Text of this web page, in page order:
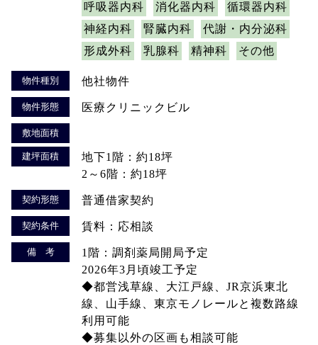
呼吸器内科
消化器内科
循環器内科
神経内科
腎臓内科
代謝・内分泌科
形成外科
乳腺科 精神科 その他
物件種別 他社物件
物件形態 医療クリニックビル
敷地面積
建坪面積
地下1階：約18坪
2～6階：約18坪
契約形態 普通借家契約
契約条件 賃料：応相談
備 考
1階：調剤薬局開局予定
2026年3月頃竣工予定
◆都営浅草線、大江戸線、JR京浜東北
線、山手線、東京モノレールと複数路線
利用可能
◆募集以外の区画も相談可能